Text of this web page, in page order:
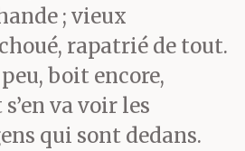
invisibles,
au bord
usé,
; vieux
rapatrié de tout.
boit encore,
va voir les
qui sont dedans.